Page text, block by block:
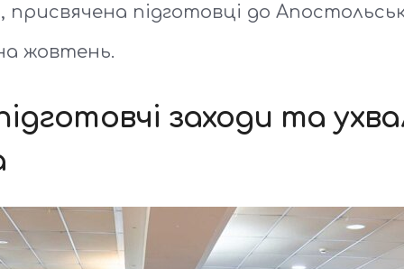
підготовці до
жовтень.
заходи та